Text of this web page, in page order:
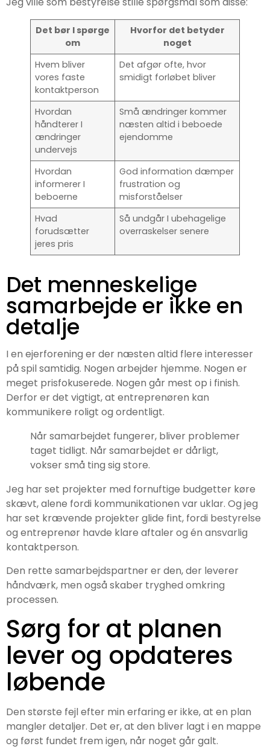
Det bør I spørge
om
Hvorfor det betyder
noget
Hvem bliver
vores faste
kontaktperson
Det afgør ofte, hvor
smidigt forløbet bliver
Hvordan
håndterer I
ændringer
undervejs
Små ændringer kommer
næsten altid i beboede
ejendomme
Hvordan
informerer I
beboerne
God information dæmper
frustration og
misforståelser
Hvad
forudsætter
jeres pris
Så undgår I ubehagelige
overraskelser senere
Det menneskelige
samarbejde er ikke en
detalje
I en ejerforening er der næsten altid flere interesser
på spil samtidig. Nogen arbejder hjemme. Nogen er
meget prisfokuserede. Nogen går mest op i finish.
Derfor er det vigtigt, at entreprenøren kan
kommunikere roligt og ordentligt.
Når samarbejdet fungerer, bliver problemer
taget tidligt. Når samarbejdet er dårligt,
vokser små ting sig store.
Jeg har set projekter med fornuftige budgetter køre
skævt, alene fordi kommunikationen var uklar. Og jeg
har set krævende projekter glide fint, fordi bestyrelse
og entreprenør havde klare aftaler og én ansvarlig
kontaktperson.
Den rette samarbejdspartner er den, der leverer
håndværk, men også skaber tryghed omkring
processen.
Sørg for at planen
lever og opdateres
løbende
Den største fejl efter min erfaring er ikke, at en plan
mangler detaljer. Det er, at den bliver lagt i en mappe
og først fundet frem igen, når noget går galt.